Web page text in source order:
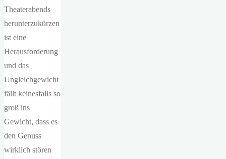
Theaterabends
herunterzukürzen
ist eine
Herausforderung
und das
Ungleichgewicht
fällt keinesfalls so
groß ins
Gewicht, dass es
den Genuss
wirklich stören